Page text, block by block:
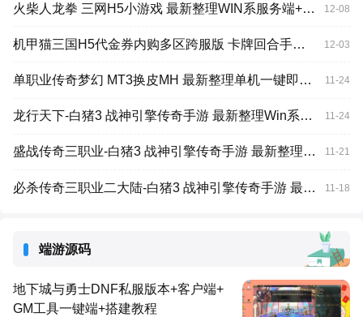
火柴人龙拳 三网H5小游戏 最新整理WIN系服务端+Linux手工服务端源码 12-08
机甲猫三国H5代金券内购多区跨服版 卡牌回合手游 最新整理单机一键即玩镜像端+Linux手工服务端+管理后台+运维后台+GM授权后台+简易安卓客户端 12-03
单职业传奇梦幻 MT3换皮MH 最新整理单机一键即玩镜像端+Linux手工服务端+安卓苹果双端+GM后台 11-24
龙行天下-白猪3 战神引擎传奇手游 最新整理Win系特色服务端+安卓苹果双端+GM授权物品后台 11-24
盛战传奇三职业-白猪3 战神引擎传奇手游 最新整理Win系服务端+GM授权后台+安卓苹果双端 11-21
必杀传奇三职业二大陆-白猪3 战神引擎传奇手游 最新整理Win系特色服务端+安卓苹果双端+GM授权后台 11-18
端游源码
地下城与勇士DNF私服版本+客户端+
GM工具一键端+搭建教程